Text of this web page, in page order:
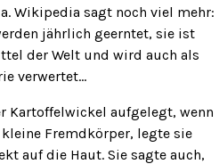
Wikipedia sagt noch viel mehr:
jährlich geerntet, sie ist
der Welt und wird auch als
verwertet…
Kartoffelwickel aufgelegt, wenn
Fremdkörper, legte sie
auf die Haut. Sie sagte auch,